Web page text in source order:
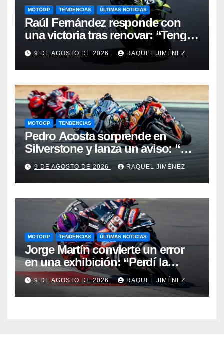
MOTOGP TENDENCIAS ÚLTIMAS NOTICIAS
Raúl Fernández responde con
una victoria tras renovar: “Tengo
que quitarme una barrera mental
para verme realmente luchando
por el Mundial”
9 DE AGOSTO DE 2026 RAQUEL JIMÉNEZ
MOTOGP TENDENCIAS
Pedro Acosta sorprende en
Silverstone y lanza un aviso: “No
estamos tan lejos del top 3 del
campeonato”
9 DE AGOSTO DE 2026 RAQUEL JIMÉNEZ
MOTOGP TENDENCIAS ÚLTIMAS NOTICIAS
Jorge Martín convierte un error
en una exhibición: “Perdí la
victoria en la salida, pero hemos
recuperado nuestra velocidad”
9 DE AGOSTO DE 2026 RAQUEL JIMÉNEZ